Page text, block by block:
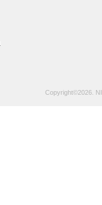
Copyright©2026.